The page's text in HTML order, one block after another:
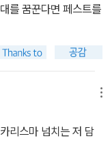
를 꿈꾼다면 페스트를
리스마 넘치는 저 담